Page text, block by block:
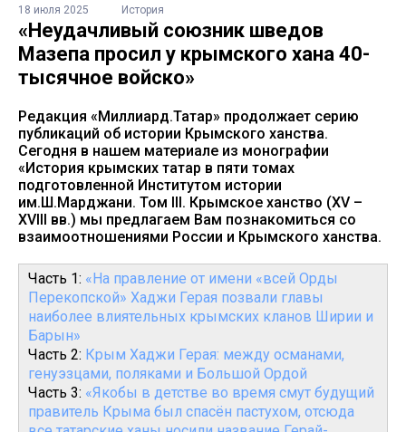
18 июля 2025 История
«Неудачливый союзник шведов
Мазепа просил у крымского хана 40-
тысячное войско»
Редакция «Миллиард.Татар» продолжает серию
публикаций об истории Крымского ханства.
Сегодня в нашем материале из монографии
«История крымских татар в пяти томах
подготовленной Институтом истории
им.Ш.Марджани. Том III. Крымское ханство (XV –
XVIII вв.) мы предлагаем Вам познакомиться со
взаимоотношениями России и Крымского ханства.
Часть 1: «На правление от имени «всей Орды
Перекопской» Хаджи Герая позвали главы
наиболее влиятельных крымских кланов Ширии и
Барын»
Часть 2: Крым Хаджи Герая: между османами,
генуэзцами, поляками и Большой Ордой
Часть 3: «Якобы в детстве во время смут будущий
правитель Крыма был спасён пастухом, отсюда